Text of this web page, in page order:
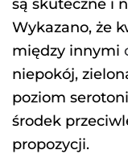
są skuteczne i
Wykazano, że
między innymi
niepokój,
poziom
środek
propozycji.